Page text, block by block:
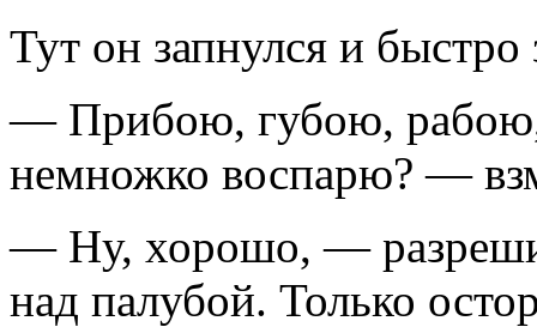
Тут он запнулся и быстро
— Прибою, губою,
немножко воспарю? —
— Ну, хорошо, —
над палубой. Только